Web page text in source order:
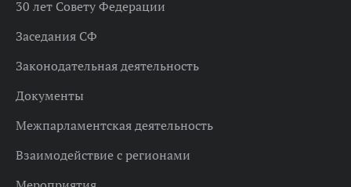
30 лет Совету Федерации
Заседания СФ
Законодательная деятельность
Документы
Межпарламентская деятельность
Взаимодействие с регионами